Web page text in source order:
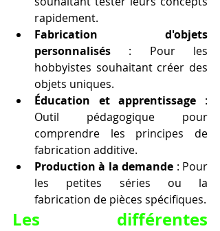
rapidement.
Fabrication d'objets
personnalisés : Pour les
hobbyistes souhaitant créer des
objets uniques.
Éducation et apprentissage :
Outil pédagogique pour
comprendre les principes de
fabrication additive.
Production à la demande : Pour
les petites séries ou la
fabrication de pièces spécifiques.
Les différentes